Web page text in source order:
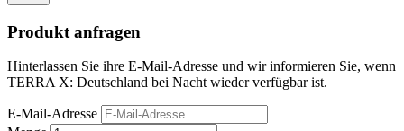
Produkt anfragen
Hinterlassen Sie ihre E-Mail-Adresse und wir informieren Sie, wenn
TERRA X: Deutschland bei Nacht wieder verfügbar ist.
E-Mail-Adresse